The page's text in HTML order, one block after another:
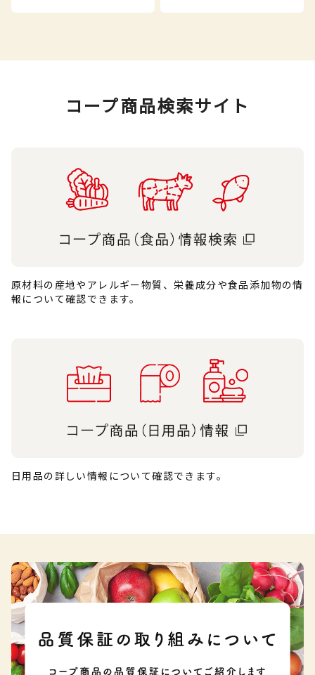
コープ商品検索サイト
原材料の産地やアレルギー物質、栄養成分や食品添加物の情
報について確認できます。
日用品の詳しい情報について確認できます。